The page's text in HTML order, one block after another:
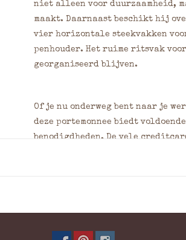
niet alleen voor duurzaamheid,
maakt. Daarnaast beschikt hij
vier horizontale steekvakken
penhouder. Het ruime ritsvak
georganiseerd blijven.
Of je nu onderweg bent naar je
deze portemonnee biedt
benodigdheden. De vele